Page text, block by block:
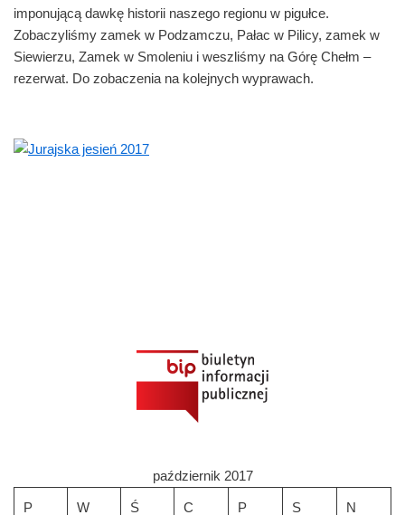
imponującą dawkę historii naszego regionu w pigułce.
Zobaczyliśmy zamek w Podzamczu, Pałac w Pilicy, zamek w
Siewierzu, Zamek w Smoleniu i weszliśmy na Górę Chełm –
rezerwat. Do zobaczenia na kolejnych wyprawach.
październik 2017
P W Ś C P S N